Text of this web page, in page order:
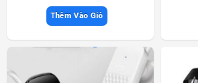
Thêm Vào Giỏ